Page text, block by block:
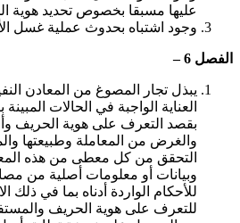
عليها مسبقا بخصوص تحديد هوية
وجود اشتباه بحدوث عملية غسل
الفصل 6 –
يبذل تجار المصوغ من المعادن
بقصد التعرف على هوية الحريف
والغرض من المعاملة وطبيعتها
التحقق من كل معطى من هذه
وبيانات أو معلومات أصلية من
للأحكام الواردة أدناه بما في ذلك
للتعرف على هوية الحريف